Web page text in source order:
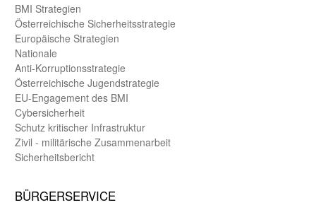
BMI Strategien
Öster­reichische Sicherheits­strategie
Europäische Strategien
Nationale
Anti-Korruptions­strategie
Öster­reichische Jugend­strategie
EU-Engagement des BMI
Cybersicherheit
Schutz kritischer Infra­struktur
Zivil - militärische Zusammen­arbeit
Sicherheits­bericht
BÜRGER­SERVICE